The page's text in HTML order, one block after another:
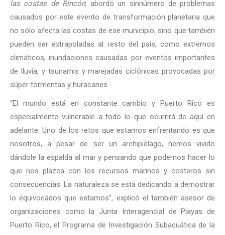
las costas de Rincón, abordó un sinnúmero de problemas
causados por este evento de transformación planetaria que
no sólo afecta las costas de ese municipio, sino que también
pueden ser extrapoladas al resto del país, como extremos
climáticos, inundaciones causadas por eventos importantes
de lluvia, y tsunamis y marejadas ciclónicas provocadas por
súper tormentas y huracanes.
“El mundo está en constante cambio y Puerto Rico es
especialmente vulnerable a todo lo que ocurrirá de aquí en
adelante. Uno de los retos que estamos enfrentando es que
nosotros, a pesar de ser un archipiélago, hemos vivido
dándole la espalda al mar y pensando que podemos hacer lo
que nos plazca con los recursos marinos y costeros sin
consecuencias. La naturaleza se está dedicando a demostrar
lo equivocados que estamos”, explicó el también asesor de
organizaciones como la Junta Interagencial de Playas de
Puerto Rico, el Programa de Investigación Subacuática de la